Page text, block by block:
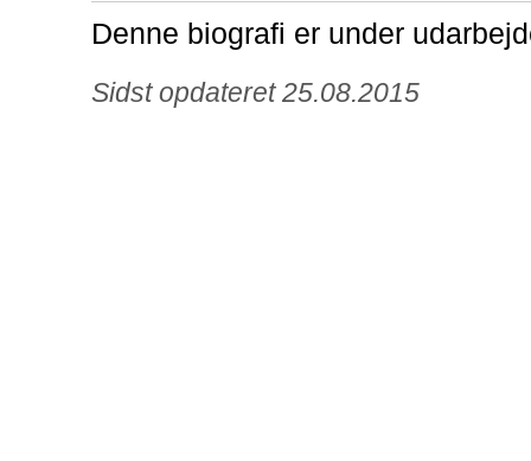
Denne biografi er under
Sidst opdateret 25.08.2015